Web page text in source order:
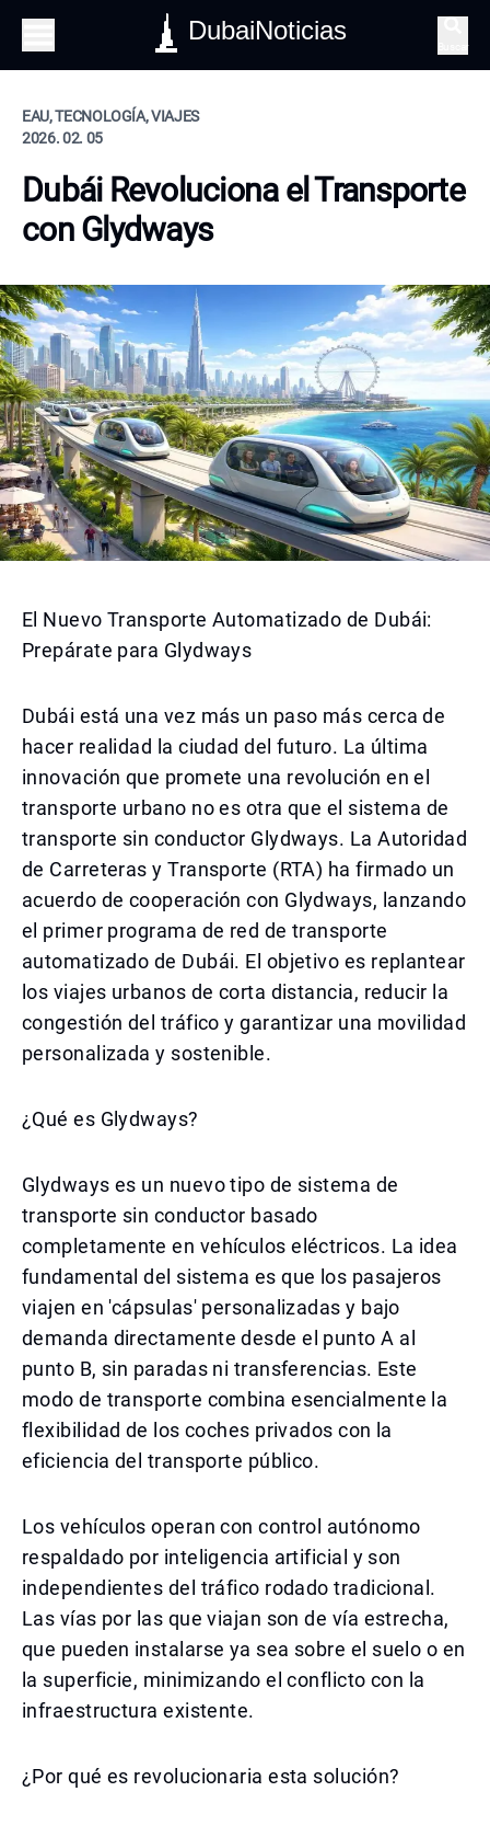
DubaiNoticias
EAU, TECNOLOGÍA, VIAJES
2026. 02. 05
Dubái Revoluciona el Transporte
con Glydways
El Nuevo Transporte Automatizado de Dubái:
Prepárate para Glydways
Dubái está una vez más un paso más cerca de
hacer realidad la ciudad del futuro. La última
innovación que promete una revolución en el
transporte urbano no es otra que el sistema de
transporte sin conductor Glydways. La Autoridad
de Carreteras y Transporte (RTA) ha firmado un
acuerdo de cooperación con Glydways, lanzando
el primer programa de red de transporte
automatizado de Dubái. El objetivo es replantear
los viajes urbanos de corta distancia, reducir la
congestión del tráfico y garantizar una movilidad
personalizada y sostenible.
¿Qué es Glydways?
Glydways es un nuevo tipo de sistema de
transporte sin conductor basado
completamente en vehículos eléctricos. La idea
fundamental del sistema es que los pasajeros
viajen en 'cápsulas' personalizadas y bajo
demanda directamente desde el punto A al
punto B, sin paradas ni transferencias. Este
modo de transporte combina esencialmente la
flexibilidad de los coches privados con la
eficiencia del transporte público.
Los vehículos operan con control autónomo
respaldado por inteligencia artificial y son
independientes del tráfico rodado tradicional.
Las vías por las que viajan son de vía estrecha,
que pueden instalarse ya sea sobre el suelo o en
la superficie, minimizando el conflicto con la
infraestructura existente.
¿Por qué es revolucionaria esta solución?